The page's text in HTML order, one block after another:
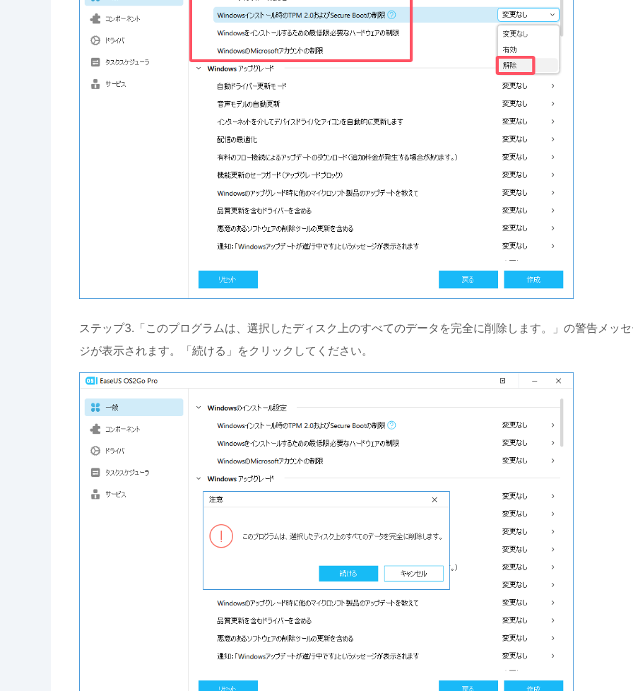
ステップ3.「このプログラムは、選択したディスク上のすべてのデータを完全に削除します。」の警告メッ
ジが表示されます。「続ける」をクリックしてください。